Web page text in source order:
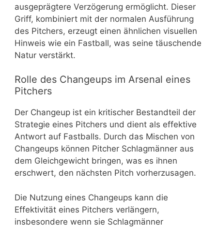
ausgeprägtere Verzögerung ermöglicht. Dieser
Griff, kombiniert mit der normalen Ausführung
des Pitchers, erzeugt einen ähnlichen visuellen
Hinweis wie ein Fastball, was seine täuschende
Natur verstärkt.
Rolle des Changeups im Arsenal eines
Pitchers
Der Changeup ist ein kritischer Bestandteil der
Strategie eines Pitchers und dient als effektive
Antwort auf Fastballs. Durch das Mischen von
Changeups können Pitcher Schlagmänner aus
dem Gleichgewicht bringen, was es ihnen
erschwert, den nächsten Pitch vorherzusagen.
Die Nutzung eines Changeups kann die
Effektivität eines Pitchers verlängern,
insbesondere wenn sie Schlagmänner